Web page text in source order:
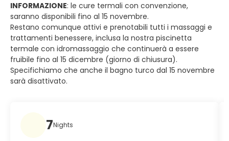
INFORMAZIONE: le cure termali con convenzione,
saranno disponibili fino al 15 novembre.
Restano comunque attivi e prenotabili tutti i massaggi e
trattamenti benessere, inclusa la nostra piscinetta
termale con idromassaggio che continuerà a essere
fruibile fino al 15 dicembre (giorno di chiusura).
Specifichiamo che anche il bagno turco dal 15 novembre
sarà disattivato.
7Nights